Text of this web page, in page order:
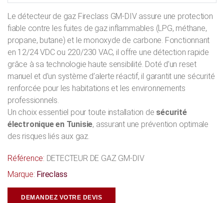
Le détecteur de gaz Fireclass GM-DIV assure une protection
fiable contre les fuites de gaz inflammables (LPG, méthane,
propane, butane) et le monoxyde de carbone. Fonctionnant
en 12/24 VDC ou 220/230 VAC, il offre une détection rapide
grâce à sa technologie haute sensibilité. Doté d’un reset
manuel et d’un système d’alerte réactif, il garantit une sécurité
renforcée pour les habitations et les environnements
professionnels.
Un choix essentiel pour toute installation de sécurité
électronique en Tunisie, assurant une prévention optimale
des risques liés aux gaz.
Référence: DETECTEUR DE GAZ GM-DIV
Marque: Fireclass
DEMANDEZ VOTRE DEVIS